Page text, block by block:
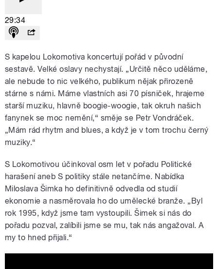
29:34
S kapelou Lokomotiva koncertují pořád v původní
sestavě. Velké oslavy nechystají. „Určitě něco uděláme,
ale nebude to nic velkého, publikum nějak přirozeně
stárne s námi. Máme vlastních asi 70 písniček, hrajeme
starší muziku, hlavně boogie-woogie, tak okruh našich
fanynek se moc nemění,“ směje se Petr Vondráček.
„Mám rád rhytm and blues, a když je v tom trochu černý
muziky.“
S Lokomotivou účinkoval osm let v pořadu Politické
harašení aneb S politiky stále netančíme. Nabídka
Miloslava Šimka ho definitivně odvedla od studií
ekonomie a nasměrovala ho do umělecké branže. „Byl
rok 1995, když jsme tam vystoupili. Šimek si nás do
pořadu pozval, zalíbili jsme se mu, tak nás angažoval. A
my to hned přijali.“